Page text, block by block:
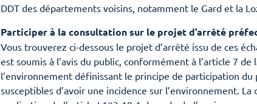
DDT des départements voisins, notamment le Gard et la
Participer à la consultation sur le projet d’arrêté
Vous trouverez ci-dessous le projet d’arrêté issu de ces
est soumis à l’avis du public, conformément à l’article 7 de
l’environnement définissant le principe de participation du
susceptibles d’avoir une incidence sur l’environnement.